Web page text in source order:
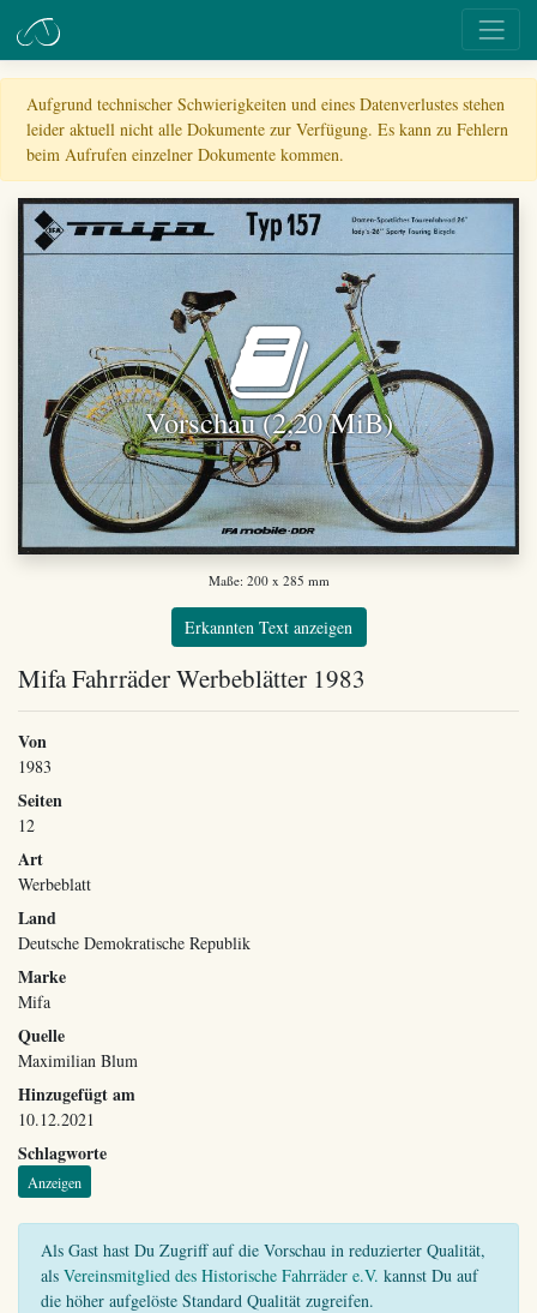
Aufgrund technischer Schwierigkeiten und eines Datenverlustes stehen
leider aktuell nicht alle Dokumente zur Verfügung. Es kann zu Fehlern
beim Aufrufen einzelner Dokumente kommen.
Vorschau (2,20 MiB)
Maße: 200 x 285 mm
Erkannten Text anzeigen
Mifa Fahrräder Werbeblätter 1983
Von
1983
Seiten
12
Art
Werbeblatt
Land
Deutsche Demokratische Republik
Marke
Mifa
Quelle
Maximilian Blum
Hinzugefügt am
10.12.2021
Schlagworte
Anzeigen
Als Gast hast Du Zugriff auf die Vorschau in reduzierter Qualität,
als Vereinsmitglied des Historische Fahrräder e.V. kannst Du auf
die höher aufgelöste Standard Qualität zugreifen.